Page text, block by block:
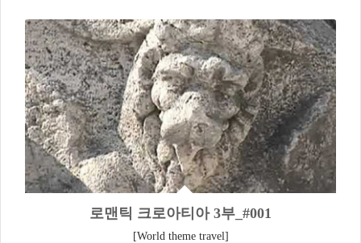
로맨틱 크로아티아 3부_#001
[World theme travel]